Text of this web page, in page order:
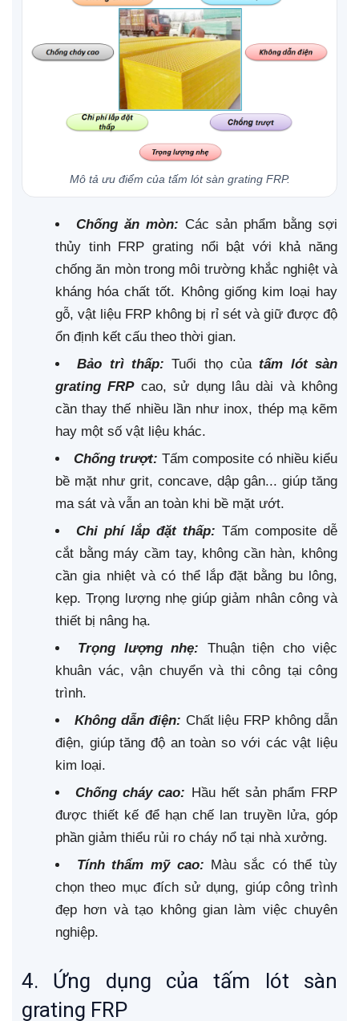
Mô tả ưu điểm của tấm lót sàn grating FRP.
Chống ăn mòn: Các sản phẩm bằng sợi
thủy tinh FRP grating nổi bật với khả năng
chống ăn mòn trong môi trường khắc nghiệt và
kháng hóa chất tốt. Không giống kim loại hay
gỗ, vật liệu FRP không bị rỉ sét và giữ được độ
ổn định kết cấu theo thời gian.
Bảo trì thấp: Tuổi thọ củatấm lót sàn
grating FRPcao, sử dụng lâu dài và không
cần thay thế nhiều lần như inox, thép mạ kẽm
hay một số vật liệu khác.
Chống trượt: Tấm composite có nhiều kiểu
bề mặt như grit, concave, dập gân... giúp tăng
ma sát và vẫn an toàn khi bề mặt ướt.
Chi phí lắp đặt thấp: Tấm composite dễ
cắt bằng máy cầm tay, không cần hàn, không
cần gia nhiệt và có thể lắp đặt bằng bu lông,
kẹp. Trọng lượng nhẹ giúp giảm nhân công và
thiết bị nâng hạ.
Trọng lượng nhẹ: Thuận tiện cho việc
khuân vác, vận chuyển và thi công tại công
trình.
Không dẫn điện: Chất liệu FRP không dẫn
điện, giúp tăng độ an toàn so với các vật liệu
kim loại.
Chống cháy cao: Hầu hết sản phẩm FRP
được thiết kế để hạn chế lan truyền lửa, góp
phần giảm thiểu rủi ro cháy nổ tại nhà xưởng.
Tính thẩm mỹ cao: Màu sắc có thể tùy
chọn theo mục đích sử dụng, giúp công trình
đẹp hơn và tạo không gian làm việc chuyên
nghiệp.
4. Ứng dụng của tấm lót sàn
grating FRP